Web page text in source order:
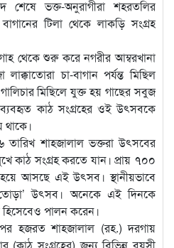
শেষে ভক্ত-অনুরাগীরা শহরতলির
টিলা থেকে লাকড়ি সংগ্রহ
থেকে শুরু করে নগরীর আম্বরখানা
চা-বাগান পর্যন্ত মিছিল
মিছিলে যুক্ত হয় গাছের সবুজ
কাঠ সংগ্রহের ওই উৎসবকে
তারিখ শাহজালাল ভক্তরা উৎসবের
কাঠ সংগ্রহ করতে যান। প্রায় ৭০০
আসছে এই উৎসব। স্থানীয়ভাবে
উৎসব। অনেকে এই দিনকে
পালন করেন।
হজরত শাহজালাল (রহ.) দরগায়